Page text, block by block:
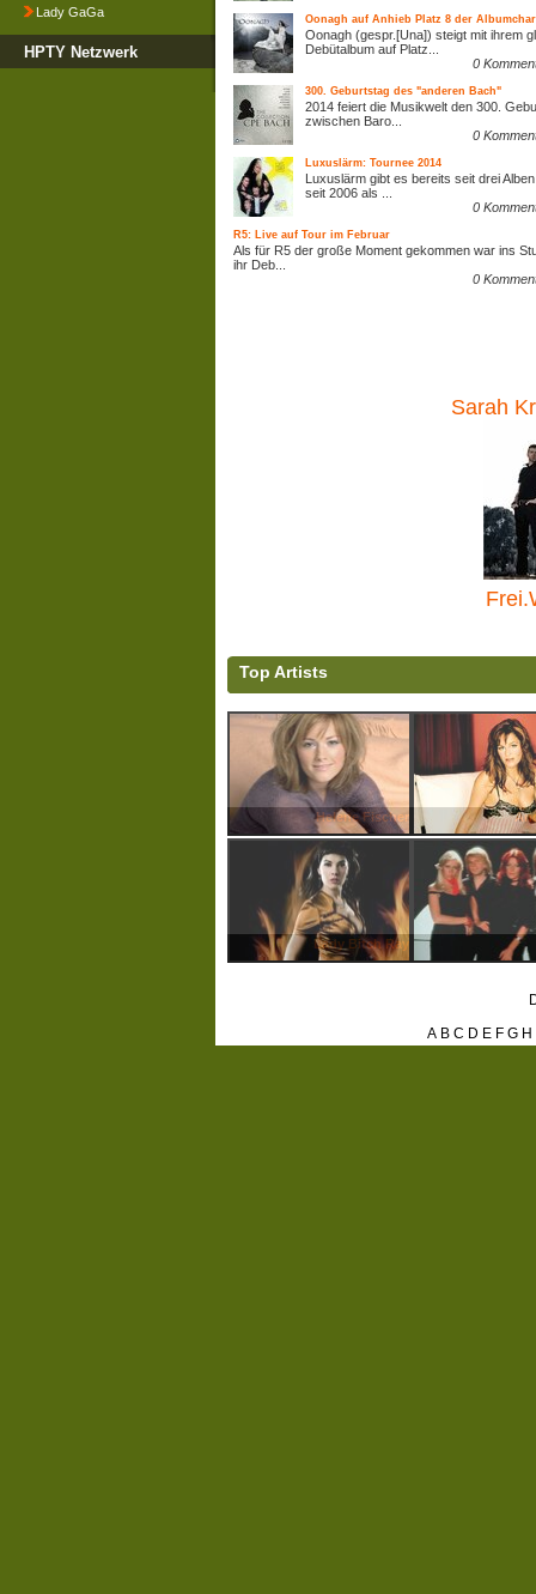
Lady GaGa
HPTY Netzwerk
Oonagh auf Anhieb Platz 8 der
Oonagh (gespr.[Una]) steigt mit ihrem
Debütalbum auf Platz...
0
300. Geburtstag des "anderen Bach"
2014 feiert die Musikwelt den 300.
zwischen Baro...
0
Luxuslärm: Tournee 2014
Luxuslärm gibt es bereits seit drei
seit 2006 als ...
0
R5: Live auf Tour im Februar
Als für R5 der große Moment gekommen war ins
ihr Deb...
0
Sarah
Top Artists
Helene Fischer
Lady Bitch Ray
A B C D E F G H